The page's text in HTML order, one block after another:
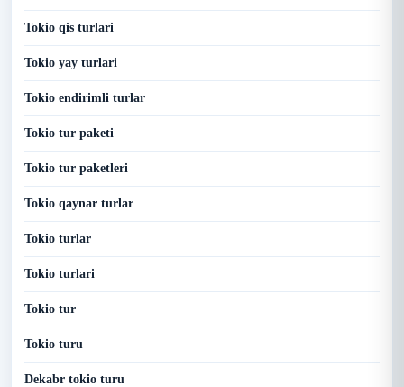
Tokio qis turlari
Tokio yay turlari
Tokio endirimli turlar
Tokio tur paketi
Tokio tur paketleri
Tokio qaynar turlar
Tokio turlar
Tokio turlari
Tokio tur
Tokio turu
Dekabr tokio turu